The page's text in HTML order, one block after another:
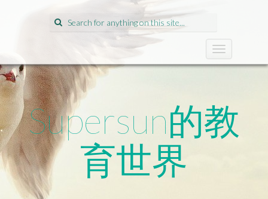
Search
for:
T
o
e
n
a
Supersun的教
育世界